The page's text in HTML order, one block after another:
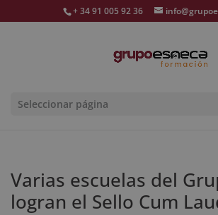
+ 34 91 005 92 36
Seleccionar página
Varias escuelas del
logran el Sello Cum